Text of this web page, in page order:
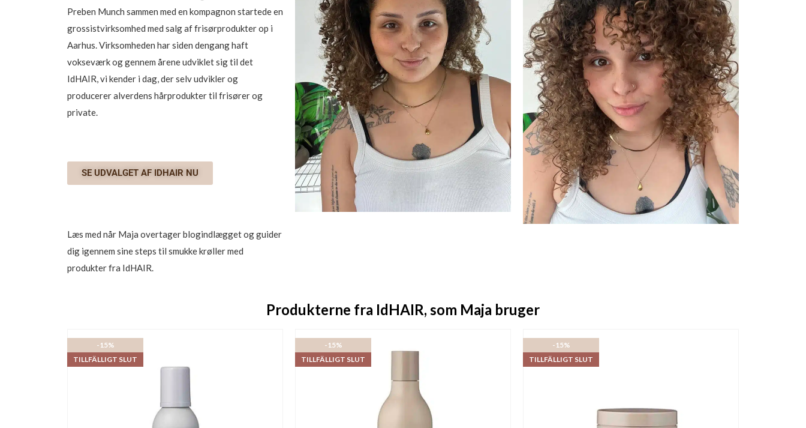
Preben Munch sammen med en kompagnon startede en
grossistvirksomhed med salg af frisørprodukter op i
Aarhus. Virksomheden har siden dengang haft
vokseværk og gennem årene udviklet sig til det
IdHAIR, vi kender i dag, der selv udvikler og
producerer alverdens hårprodukter til frisører og
private.
SE UDVALGET AF IDHAIR NU
Læs med når Maja overtager blogindlægget og guider
dig igennem sine steps til smukke krøller med
produkter fra IdHAIR.
Produkterne fra IdHAIR, som Maja bruger
-15%
TILLFÄLLIGT SLUT
-15%
TILLFÄLLIGT SLUT
-15%
TILLFÄLLIGT SLUT